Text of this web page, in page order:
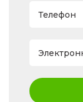
Телефон